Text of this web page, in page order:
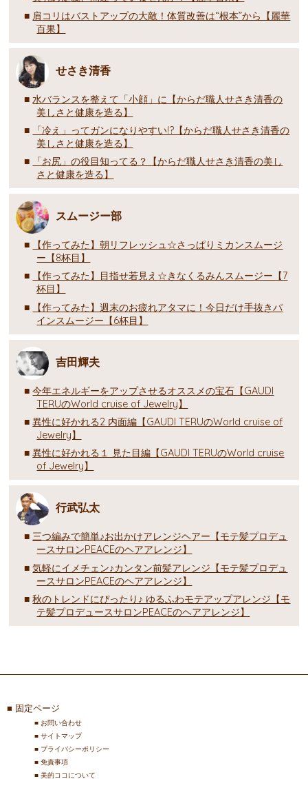
肩コリはバストアップの大敵！体質改善は“根本”から【麗華
百果】
せさき清香
水バランスを整えて「小顔」に【からだ職人せさき清香の
美しさと健康を造る】
「冷え」ってガンになりやすい!?【からだ職人せさき清香の
美しさと健康を造る】
「お尻」の役目知ってる？【からだ職人せさき清香の美し
さと健康を造る】
スムージー部
【作ってみた】朝リフレッシュ☆さっぱりミカンスムージ
ー【8杯目】
【作ってみた】目指せ若見え☆きなくるみんスムージー【7
杯目】
【作ってみた】週末のお疲れアタマに！今日だけ手抜きパ
インスムージー【6杯目】
吉田輝夫
今年エネルギーをアップさせるオススメの宝石【GAUDI
TERUのWorld cruise of Jewelry】
異性に好かれる2 内面編【GAUDI TERUのWorld cruise of
Jewelry】
異性に好かれる１ 見た目編【GAUDI TERUのWorld cruise
of Jewelry】
行武弘太
三つ編みで簡単♪お出かけアレンジヘアー【モテ髪プロデュ
ースサロンPEACEのヘアアレンジ】
気軽にイメチェン♪カンタン前髪アレンジ【モテ髪プロデュ
ースサロンPEACEのヘアアレンジ】
秋のトレンドにぴったり♪ ゆるふわモテアップアレンジ【モ
テ髪プロデュースサロンPEACEのヘアアレンジ】
固定ページ
お問い合わせ
サイトマップ
プライバシーポリシー
免責事項
美的ココについて